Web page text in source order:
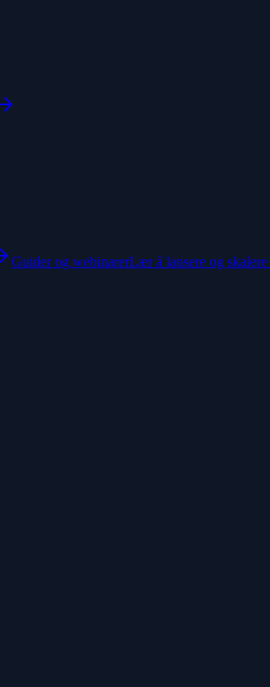
Guider og webinarerLær å lansere og